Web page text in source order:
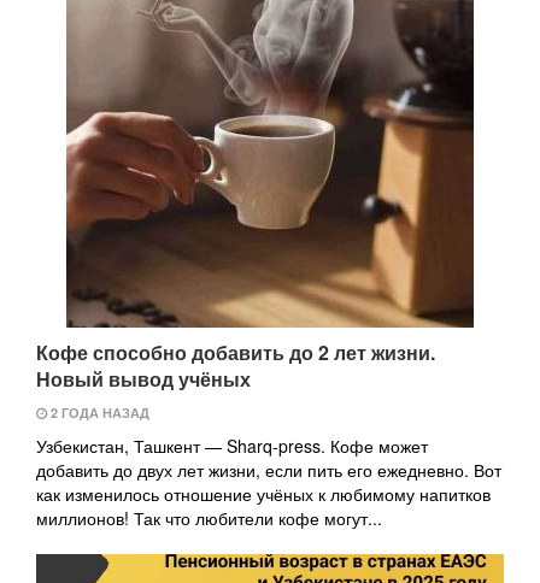
Кофе способно добавить до 2 лет жизни.
Новый вывод учёных
2 ГОДА НАЗАД
Узбекистан, Ташкент — Sharq-press. Кофе может
добавить до двух лет жизни, если пить его ежедневно. Вот
как изменилось отношение учёных к любимому напитков
миллионов! Так что любители кофе могут...